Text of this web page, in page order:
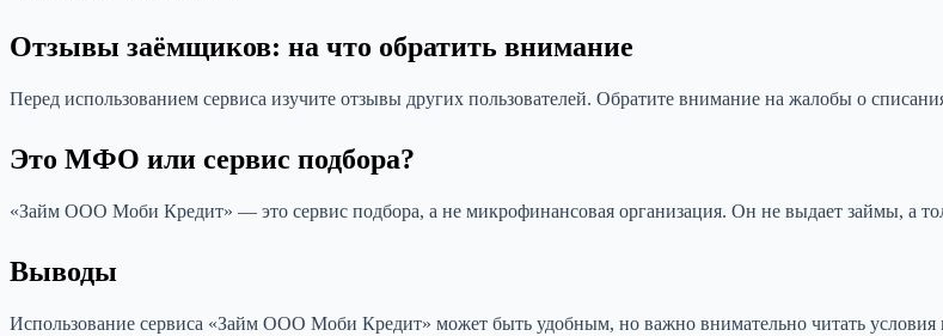
Отзывы заёмщиков: на что обратить внимание
Перед использованием сервиса изучите отзывы других пользователей. Обратите внимание на жалобы о
Это МФО или сервис подбора?
«Займ ООО Моби Кредит» — это сервис подбора, а не микрофинансовая организация. Он не выдает займы, а
Выводы
Использование сервиса «Займ ООО Моби Кредит» может быть удобным, но важно внимательно читать условия